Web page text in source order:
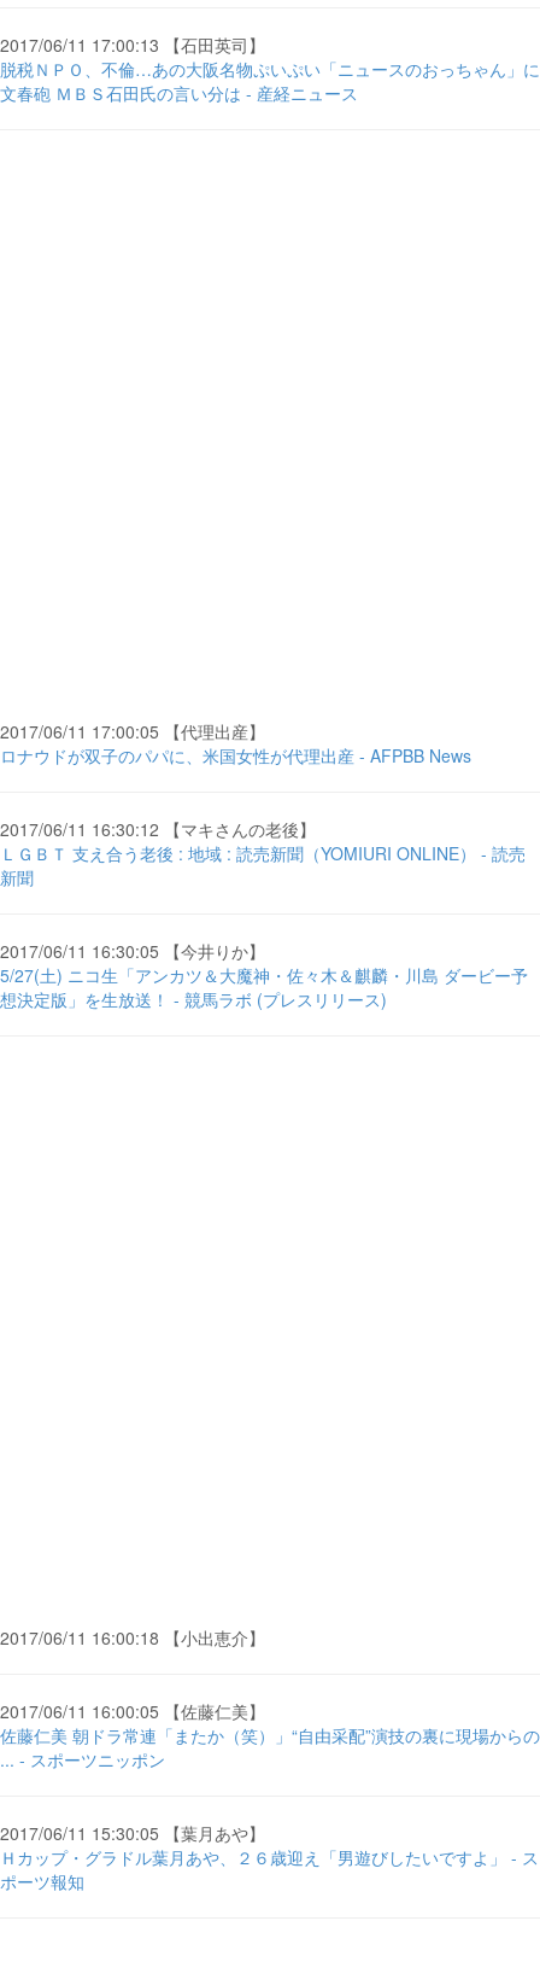
2017/06/11 17:00:13 【石田英司】
脱税ＮＰＯ、不倫…あの大阪名物ぷいぷい「ニュースのおっちゃん」に
文春砲 ＭＢＳ石田氏の言い分は - 産経ニュース
2017/06/11 17:00:05 【代理出産】
ロナウドが双子のパパに、米国女性が代理出産 - AFPBB News
2017/06/11 16:30:12 【マキさんの老後】
ＬＧＢＴ 支え合う老後 : 地域 : 読売新聞（YOMIURI ONLINE） - 読売
新聞
2017/06/11 16:30:05 【今井りか】
5/27(土) ニコ生「アンカツ＆大魔神・佐々木＆麒麟・川島 ダービー予
想決定版」を生放送！ - 競馬ラボ (プレスリリース)
2017/06/11 16:00:18 【小出恵介】
2017/06/11 16:00:05 【佐藤仁美】
佐藤仁美 朝ドラ常連「またか（笑）」“自由采配”演技の裏に現場からの
... - スポーツニッポン
2017/06/11 15:30:05 【葉月あや】
Ｈカップ・グラドル葉月あや、２６歳迎え「男遊びしたいですよ」 - ス
ポーツ報知